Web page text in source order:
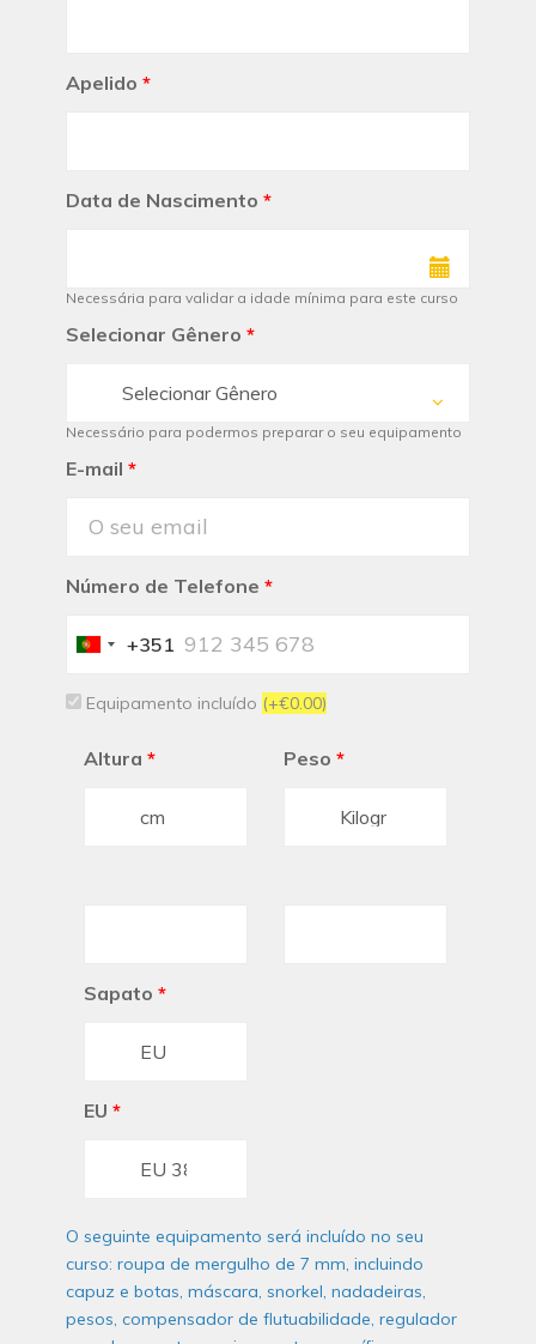
Apelido *
Data de Nascimento *
Necessária para validar a idade mínima para este curso
Selecionar Gênero *
Selecionar Gênero
Necessário para podermos preparar o seu equipamento
E-mail *
Número de Telefone *
Portugal
+351
Equipamento incluído (+€0.00)
Altura * Peso *
Sapato *
EU *
O seguinte equipamento será incluído no seu
curso: roupa de mergulho de 7 mm, incluindo
capuz e botas, máscara, snorkel, nadadeiras,
pesos, compensador de flutuabilidade, regulador